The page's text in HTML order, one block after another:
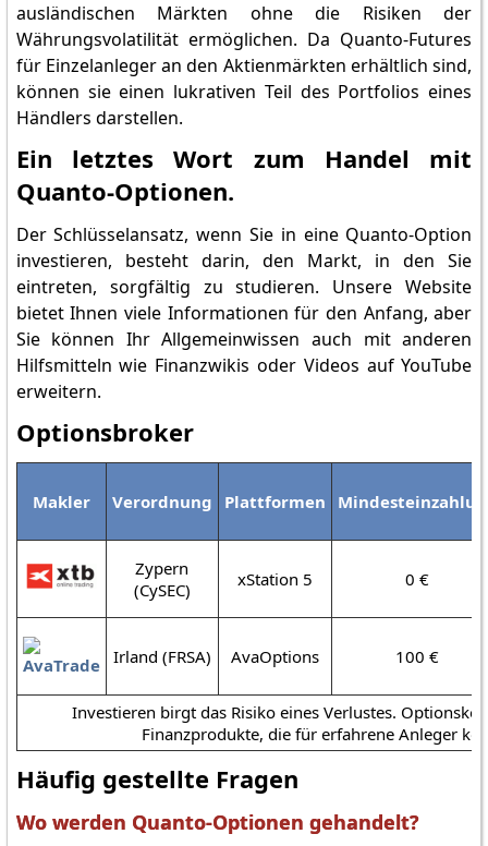
ausländischen Märkten ohne die Risiken der
Währungsvolatilität ermöglichen. Da Quanto-Futures
für Einzelanleger an den Aktienmärkten erhältlich sind,
können sie einen lukrativen Teil des Portfolios eines
Händlers darstellen.
Ein letztes Wort zum Handel mit
Quanto-Optionen.
Der Schlüsselansatz, wenn Sie in eine Quanto-Option
investieren, besteht darin, den Markt, in den Sie
eintreten, sorgfältig zu studieren. Unsere Website
bietet Ihnen viele Informationen für den Anfang, aber
Sie können Ihr Allgemeinwissen auch mit anderen
Hilfsmitteln wie Finanzwikis oder Videos auf YouTube
erweitern.
Optionsbroker
Makler Verordnung Plattformen
Zypern
(CySEC)
xStation 5 0 €
Irland (FRSA) AvaOptions 100 €
Investieren birgt das Risiko eines Verlustes.
Finanzprodukte, die für erfahrene Anleger
Häufig gestellte Fragen
Wo werden Quanto-Optionen gehandelt?